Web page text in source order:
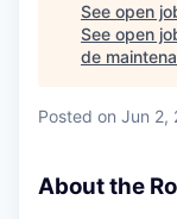
See open
See open
de
Posted on Jun 2,
About the